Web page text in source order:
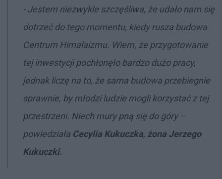
-Jestem niezwykle szczęśliwa, że udało nam się
dotrzeć do tego momentu, kiedy rusza budowa
Centrum Himalaizmu. Wiem, że przygotowanie
tej inwestycji pochłonęło bardzo dużo pracy,
jednak liczę na to, że sama budowa przebiegnie
sprawnie, by młodzi ludzie mogli korzystać z tej
przestrzeni. Niech mury pną się do góry –
powiedziała Cecylia Kukuczka, żona Jerzego
Kukuczki.